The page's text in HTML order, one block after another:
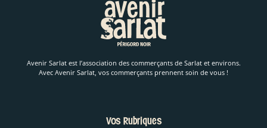
Avenir Sarlat est l’association des commerçants de Sarlat et environs.
Avec Avenir Sarlat, vos commerçants prennent soin de vous !
Vos Rubriques